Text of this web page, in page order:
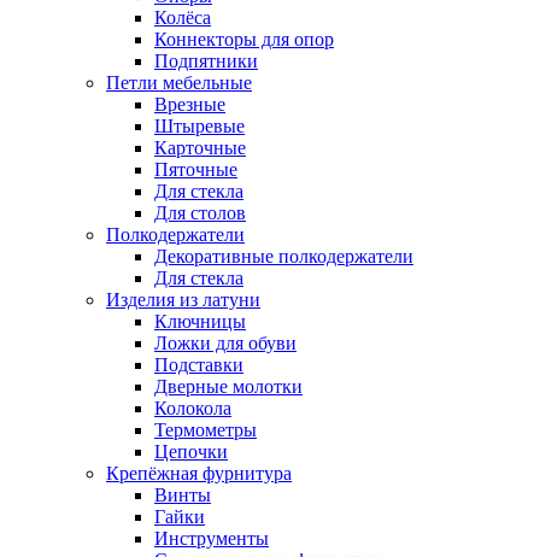
Колёса
Коннекторы для опор
Подпятники
Петли мебельные
Врезные
Штыревые
Карточные
Пяточные
Для стекла
Для столов
Полкодержатели
Декоративные полкодержатели
Для стекла
Изделия из латуни
Ключницы
Ложки для обуви
Подставки
Дверные молотки
Колокола
Термометры
Цепочки
Крепёжная фурнитура
Винты
Гайки
Инструменты